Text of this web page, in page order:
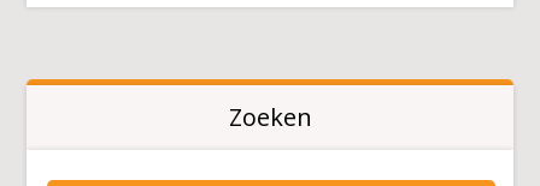
Zoeken